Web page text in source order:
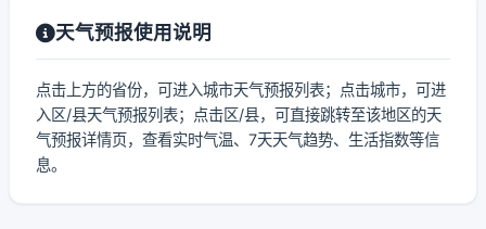
天气预报使用说明
点击上方的省份，可进入城市天气预报列表；点击城市，可进
入区/县天气预报列表；点击区/县，可直接跳转至该地区的天
气预报详情页，查看实时气温、7天天气趋势、生活指数等信
息。